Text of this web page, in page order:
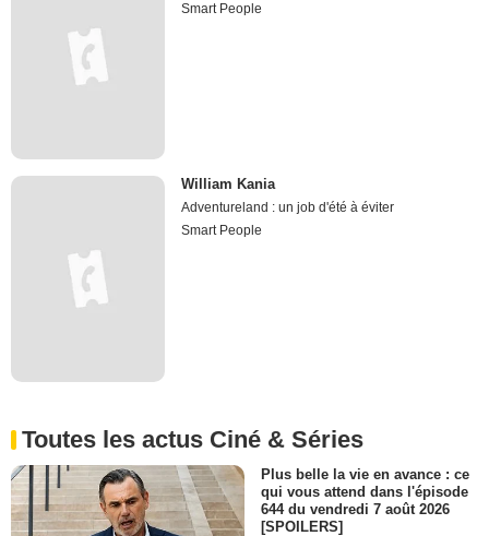
Smart People
William Kania
Adventureland : un job d'été à éviter
Smart People
Toutes les actus Ciné & Séries
Plus belle la vie en avance : ce
qui vous attend dans l'épisode
644 du vendredi 7 août 2026
[SPOILERS]